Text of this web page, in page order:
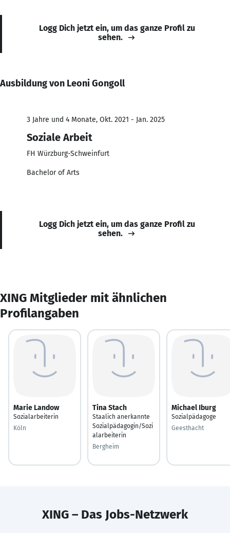
Logg Dich jetzt ein, um das ganze Profil zu
sehen.
Ausbildung von Leoni Gongoll
3 Jahre und 4 Monate, Okt. 2021 - Jan. 2025
Soziale Arbeit
FH Würzburg-Schweinfurt
Bachelor of Arts
Logg Dich jetzt ein, um das ganze Profil zu
sehen.
XING Mitglieder mit ähnlichen
Profilangaben
Marie Landow
Sozialarbeiterin
Köln
Tina Stach
Staalich anerkannte
Sozialpädagogin/Sozi
alarbeiterin
Bergheim
Michael Iburg
Sozialpädagoge
Geesthacht
XING – Das Jobs-Netzwerk